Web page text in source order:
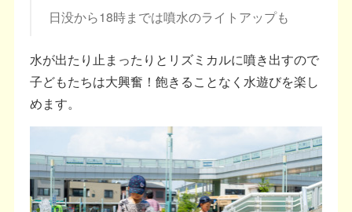
日没から18時までは噴水のライトアップも
水が出たり止まったりとリズミカルに噴き出すので
子どもたちは大興奮！飽きることなく水遊びを楽し
めます。